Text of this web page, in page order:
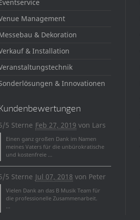
Management
& Dekoration
& Installation
& Innovationen
5 Sterne Feb 27, 2019 von Lars
Einen ganz großen Dank im Namen
meines Vaters für die unbürokratische
und kostenfreie ...
5 Sterne Jul 07, 2018 von Peter
Vielen Dank an das B Musik Team für
die professionelle Zusammenarbeit.